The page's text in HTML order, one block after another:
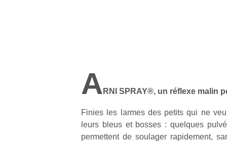
A RNI SPRAY®, un réflexe malin
Finies les larmes des petits qui ne
leurs bleus et bosses : quelques
permettent de soulager rapidement,